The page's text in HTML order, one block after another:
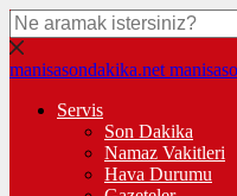
manisasondakika.net
Servis
Son Dakika
Namaz Vakitleri
Hava Durumu